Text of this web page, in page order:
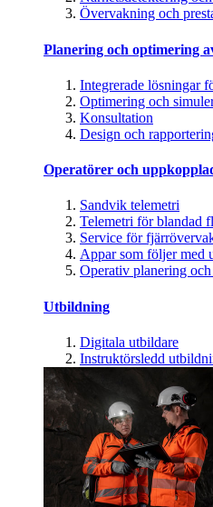
Övervakning och
Planering och optimering
Integrerade lösningar
Optimering och
Konsultation
Design och
Operatörer och
Sandvik telemetri
Telemetri för blandad
Service för
Appar som följer med
Operativ planering
Utbildning
Digitala utbildare
Instruktörsledd